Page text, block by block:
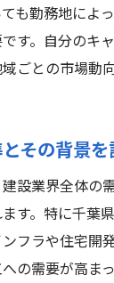
も勤務地によ
す。自分のキ
ごとの市場動
その背景
設業界全体の
す。特に千葉
フラや住宅開
の需要が高ま